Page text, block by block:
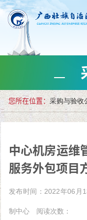
您所在位置：采购与验收
中心机房运维
服务外包项目
发布时间：2022年06月
制中心 阅读次数：